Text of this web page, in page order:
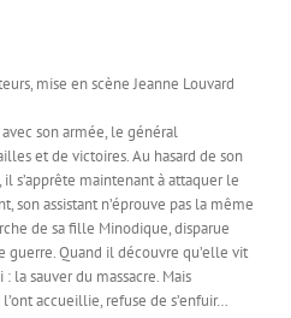
mise en scène Jeanne Louvard
son armée, le général
et de victoires. Au hasard de son
s’apprête maintenant à attaquer le
son assistant n’éprouve pas la même
de sa fille Minodique, disparue
guerre. Quand il découvre qu’elle vit
: la sauver du massacre. Mais
accueillie, refuse de s’enfuir…